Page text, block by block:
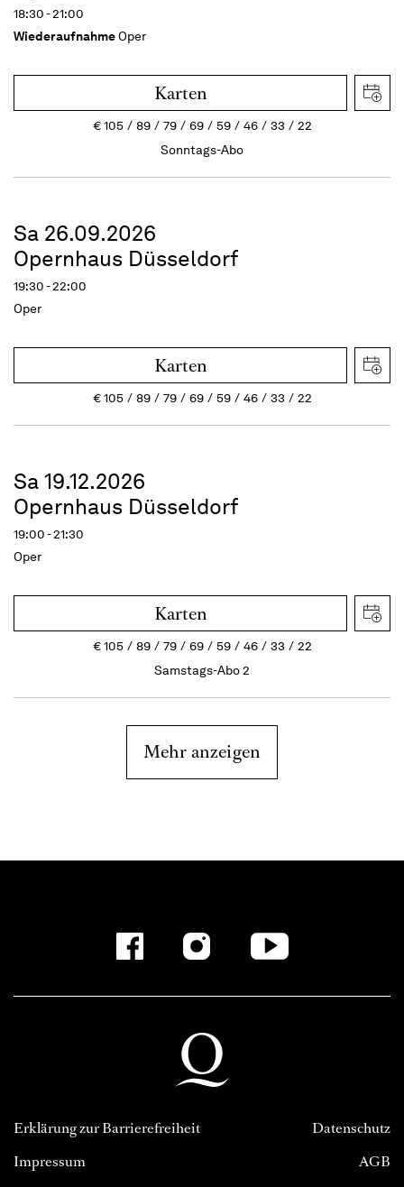
18:30 - 21:00
WiederaufnahmeOper
Karten
€105 89 79 69 59 46 33
22
Sonntags-Abo
Sa 26.09.2026
Opernhaus Düsseldorf
19:30 - 22:00
Oper
Karten
€105 89 79 69 59 46 33 22
Sa 19.12.2026
Opernhaus Düsseldorf
19:00 - 21:30
Oper
Karten
€105 89 79 69 59 46 33
22
Samstags-Abo 2
Mehr anzeigen
Erklärung zur Barrierefreiheit
Impressum
Datenschutz
AGB